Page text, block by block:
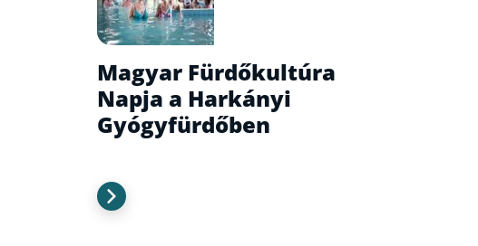
Magyar Fürdőkultúra
Napja a Harkányi
Gyógyfürdőben